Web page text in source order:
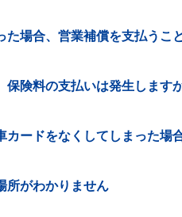
た場合、営業補償を支払うこ
保険料の支払いは発生しますか
カードをなくしてしまった場
所がわかりません